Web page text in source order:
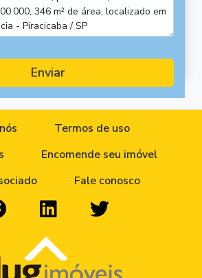
Enviar
Termos de uso
Encomende seu imóvel
Fale conosco